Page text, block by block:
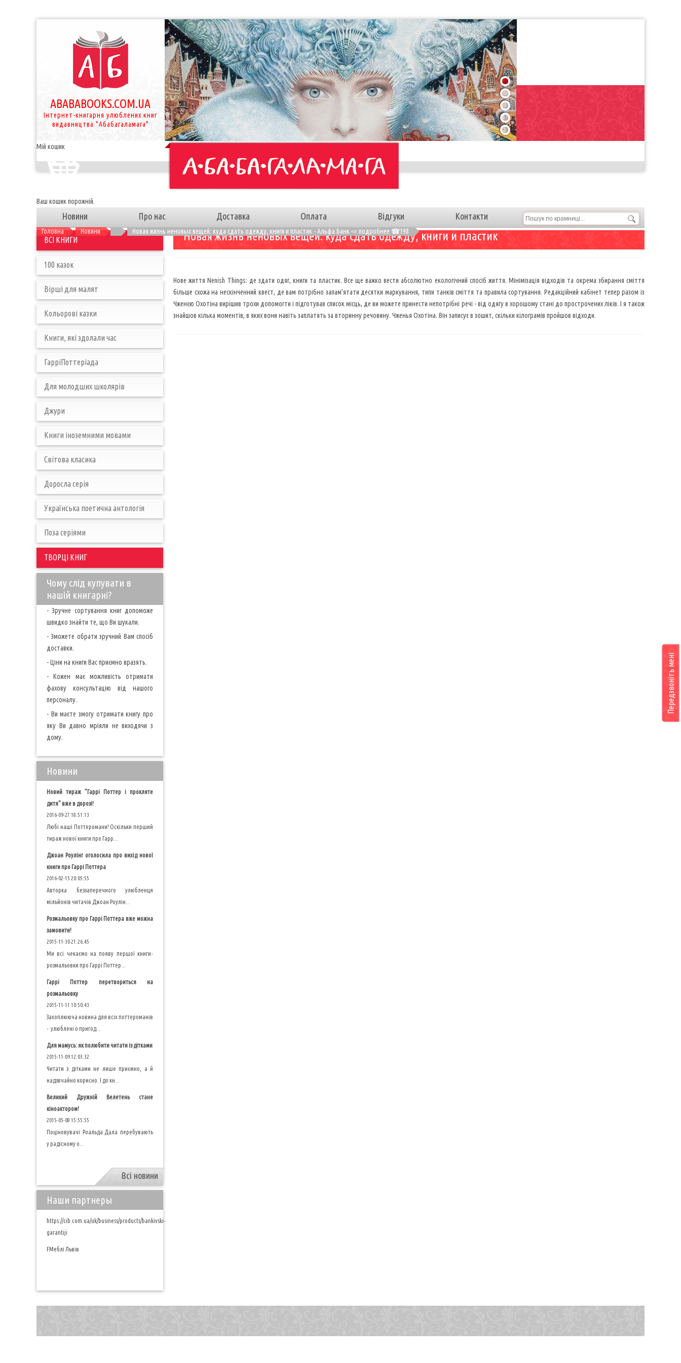
Передзвоніть мені
ABABABOOKS.COM.UA
Інтернет-книгарня улюблених книг
видавництва "Абабагаламага"
1
2
3
4
5
Мій кошик
Ваш кошик порожній.
Новини Про нас Доставка Оплата Відгуки Контакти
Головна Новини Новая жизнь неновых вещей: куда сдать одежду, книги и пластик - Альфа Банк ⇨ подробнее ☎198
Новая жизнь неновых вещей: куда сдать одежду, книги и пластик
Нове життя Nenish Things: де здати одяг, книги та пластик. Все ще важко вести абсолютно екологічний спосіб життя. Мінімізація відходів та окрема збирання сміття
більше схожа на нескінченний квест, де вам потрібно запам'ятати десятки маркування, типи танків сміття та правила сортування. Редакційний кабінет тепер разом із
Чженєю Охотіна вирішив трохи допомогти і підготував список місць, де ви можете принести непотрібні речі - від одягу в хорошому стані до прострочених ліків. І я також
знайшов кілька моментів, в яких вони навіть заплатять за вторинну речовину. Чженья Охотіна. Він записує в зошит, скільки кілограмів пройшов відходи.
ВСІ КНИГИ
100 казок
Вірші для малят
Кольорові казки
Книги, які здолали час
ГарріПоттеріада
Для молодших школярів
Джури
Книги іноземними мовами
Світова класика
Доросла серія
Українська поетична антологія
Поза серіями
ТВОРЦІ КНИГ
Чому слід купувати в
нашій книгарні?
- Зручне сортування книг допоможе
швидко знайти те, що Ви шукали.
- Зможете обрати зручний Вам спосіб
доставки.
- Ціни на книги Вас приємно вразять.
- Кожен має можливість отримати
фахову консультацію від нашого
персоналу.
- Ви маєте змогу отримати книгу про
яку Ви давно мріяли не виходячи з
дому.
Новини
Новий тираж "Гаррі Поттер і прокляте
дитя" вже в дорозі!
2016-09-27 18:51:13
Любі наші Поттеромани! Оскільки перший
тираж нової книги про Гарр...
Джоан Роулінг оголосила про вихід нової
книги про Гаррі Поттера
2016-02-15 20:05:55
Авторка беззаперечного улюбленця
мільйонів читачів Джоан Роулін...
Розмальовку про Гаррі Поттера вже можна
замовити!
2015-11-30 21:26:45
Ми всі чекаємо на появу першої книги-
розмальовки про Гаррі Поттер...
Гаррі Поттер перетвориться на
розмальовку
2015-11-11 10:50:43
Захоплююча новина для всіх поттероманів
- улюблені о пригод...
Для мамусь: як полюбити читати із дітками
2015-11-09 12:03:32
Читати з дітками не лише приємно, а й
надзвчайно корисно. І до кн...
Великий Дружній Велетень стане
кіноактором!
2015-05-08 15:55:55
Поціновувачі Роальда Дала перебувають
у радісному о...
Всі новини
Наши партнеры
https://cib.com.ua/uk/business/products/bankivski-
garantiji
FМеблі Львів